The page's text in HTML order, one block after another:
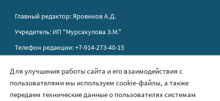
Главный редактор: Яровиков А.Д.
Учредитель: ИП "Мурсакулова Э.М."
Телефон редакции: +7-914-273-40-15
Правила сайта
Для улучшения работы сайта и его взаимодействия с
пользователями мы используем cookie-файлы, а также
передаем технические данные о пользователях системам